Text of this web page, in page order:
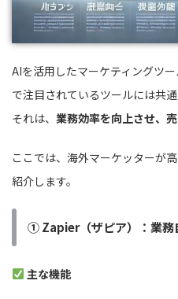
AIを活用したマーケティングツ
で注目されているツールには共通
それは、 業務効率を向上させ、
ここでは、海外マーケッターが
紹介します。
① Zapier（ザピア）：業務
主な機能